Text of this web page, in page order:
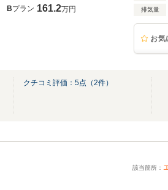
Bプラン 161.2万円 排気量
お気
クチコミ評価： 5点（2件）
該当箇所：